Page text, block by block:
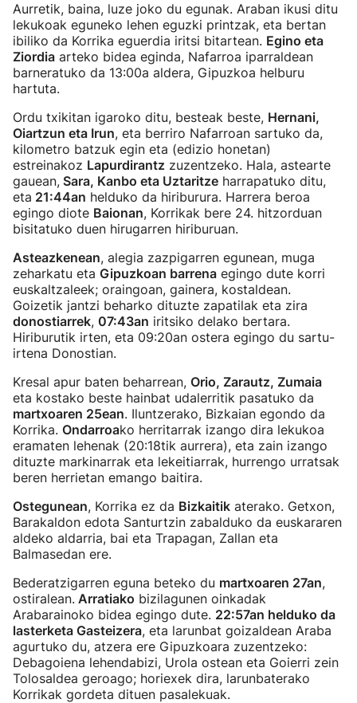
Aurretik, baina, luze joko du egunak. Araban ikusi ditu
lekukoak eguneko lehen eguzki printzak, eta bertan
ibiliko da Korrika eguerdia iritsi bitartean. Egino eta
Ziordia arteko bidea eginda, Nafarroa iparraldean
barneratuko da 13:00a aldera, Gipuzkoa helburu
hartuta.
Ordu txikitan igaroko ditu, besteak beste, Hernani,
Oiartzun eta Irun, eta berriro Nafarroan sartuko da,
kilometro batzuk egin eta (edizio honetan)
estreinakoz Lapurdirantz zuzentzeko. Hala, astearte
gauean, Sara, Kanbo eta Uztaritze harrapatuko ditu,
eta 21:44an helduko da hiriburura. Harrera beroa
egingo diote Baionan, Korrikak bere 24. hitzorduan
bisitatuko duen hirugarren hiriburuan.
Asteazkenean, alegia zazpigarren egunean, muga
zeharkatu eta Gipuzkoan barrena egingo dute korri
euskaltzaleek; oraingoan, gainera, kostaldean.
Goizetik jantzi beharko dituzte zapatilak eta zira
donostiarrek, 07:43an iritsiko delako bertara.
Hiriburutik irten, eta 09:20an ostera egingo du sartu-
irtena Donostian.
Kresal apur baten beharrean, Orio, Zarautz, Zumaia
eta kostako beste hainbat udalerritik pasatuko da
martxoaren 25ean. Iluntzerako, Bizkaian egondo da
Korrika. Ondarroako herritarrak izango dira lekukoa
eramaten lehenak (20:18tik aurrera), eta zain izango
dituzte markinarrak eta lekeitiarrak, hurrengo urratsak
beren herrietan emango baitira.
Ostegunean, Korrika ez da Bizkaitik aterako. Getxon,
Barakaldon edota Santurtzin zabalduko da euskararen
aldeko aldarria, bai eta Trapagan, Zallan eta
Balmasedan ere.
Bederatzigarren eguna beteko du martxoaren 27an,
ostiralean. Arratiako bizilagunen oinkadak
Arabarainoko bidea egingo dute. 22:57an helduko da
lasterketa Gasteizera, eta larunbat goizaldean Araba
agurtuko du, atzera ere Gipuzkoara zuzentzeko:
Debagoiena lehendabizi, Urola ostean eta Goierri zein
Tolosaldea geroago; horiexek dira, larunbaterako
Korrikak gordeta dituen pasalekuak.